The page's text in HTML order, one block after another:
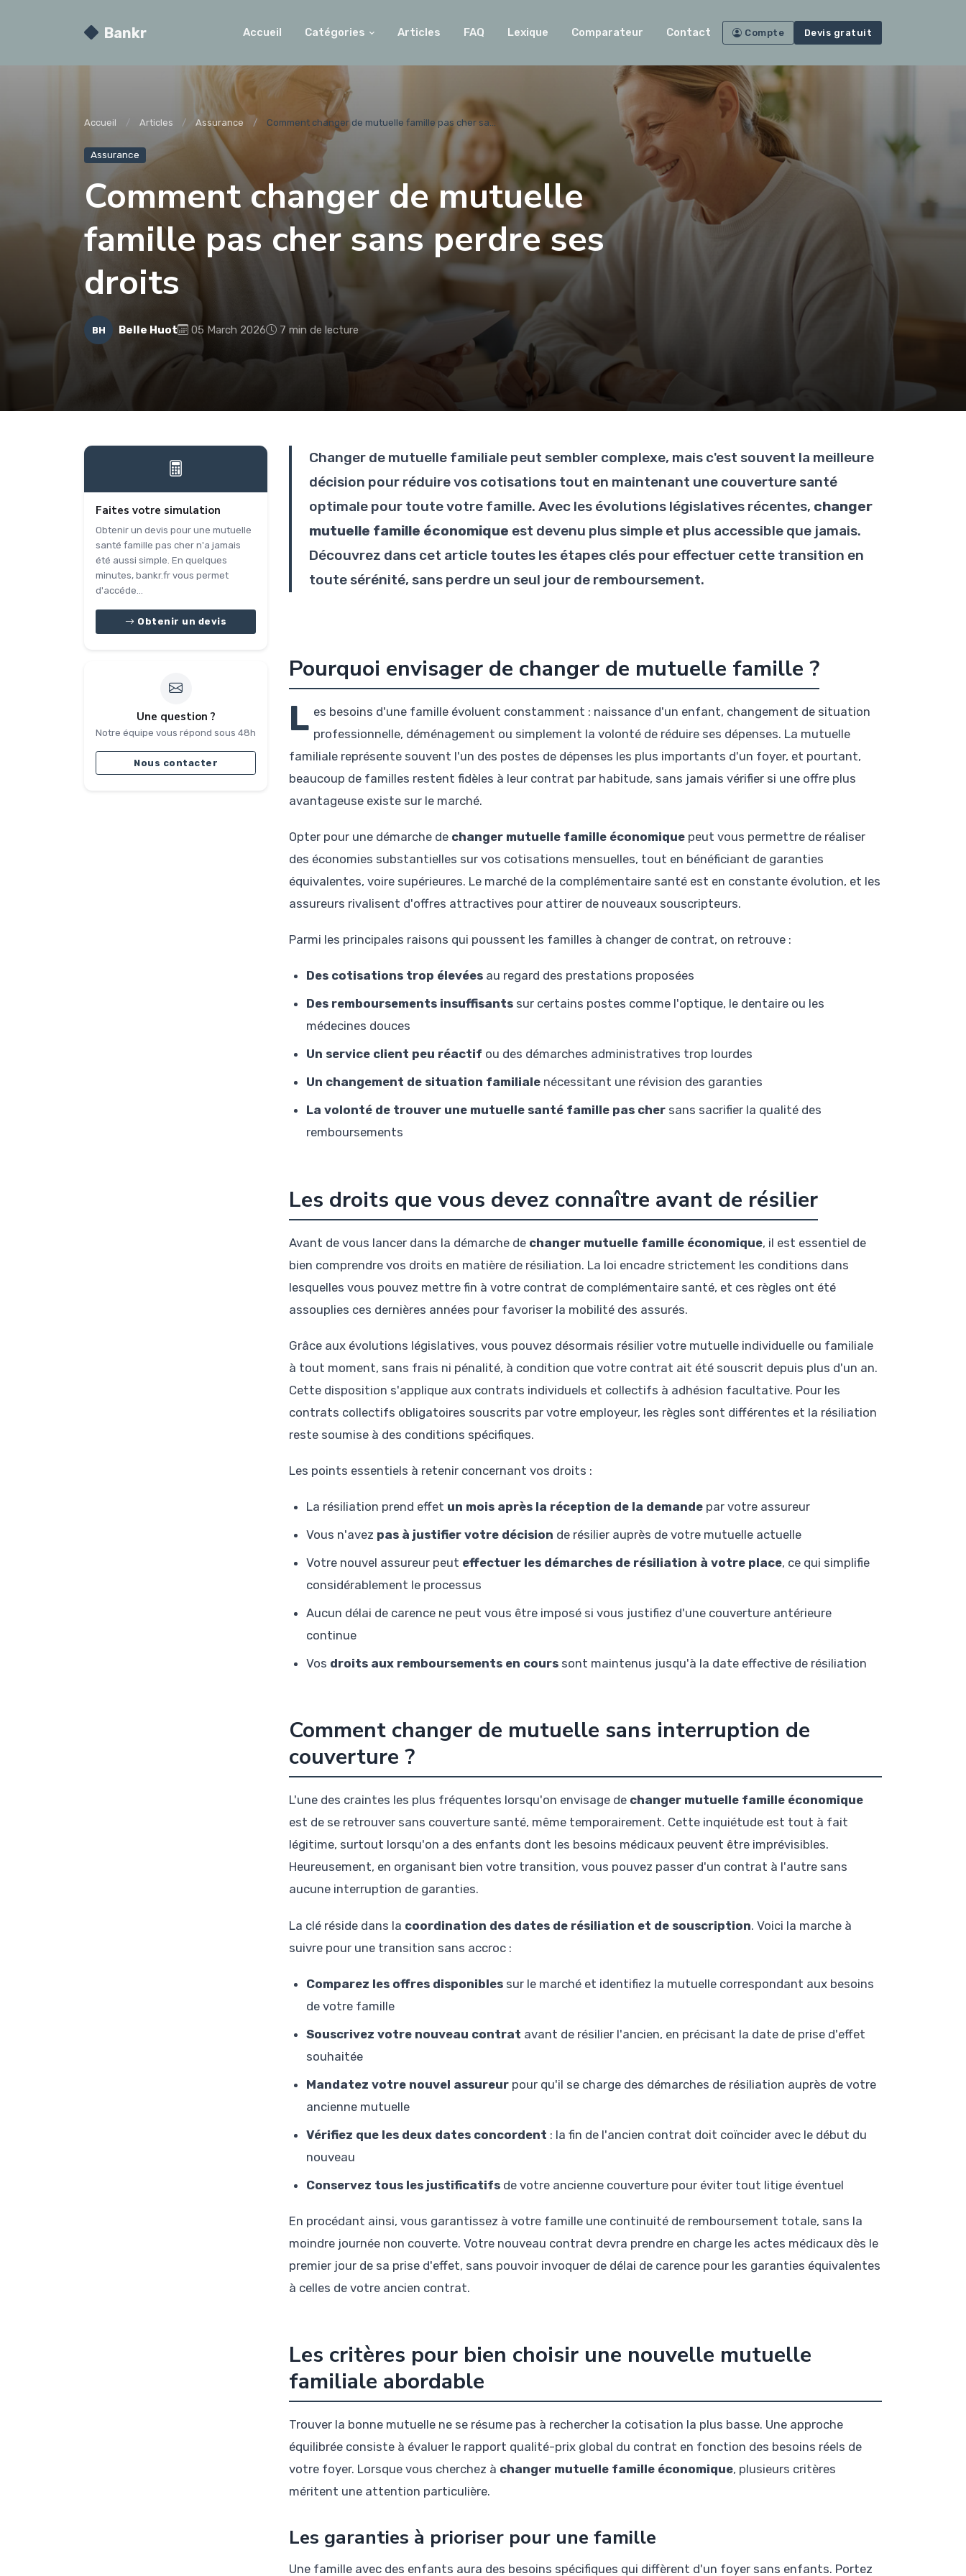
Bankr Accueil Catégories Articles FAQ Lexique Comparateur Contact Compte Devis gratuit
Accueil Articles Assurance Comment changer de mutuelle famille pas cher sa...
Assurance
Comment changer de mutuelle
famille pas cher sans perdre ses
droits
BH Belle Huot 05 March 2026 7 min de lecture
Faites votre simulation
Obtenir un devis pour une mutuelle
santé famille pas cher n'a jamais
été aussi simple. En quelques
minutes, bankr.fr vous permet
d'accéde...
Obtenir un devis
Une question ?
Notre équipe vous répond sous 48h
Nous contacter
Changer de mutuelle familiale peut sembler complexe, mais c'est souvent la meilleure
décision pour réduire vos cotisations tout en maintenant une couverture santé
optimale pour toute votre famille. Avec les évolutions législatives récentes, changer
mutuelle famille économique est devenu plus simple et plus accessible que jamais.
Découvrez dans cet article toutes les étapes clés pour effectuer cette transition en
toute sérénité, sans perdre un seul jour de remboursement.
Pourquoi envisager de changer de mutuelle famille ?
L es besoins d'une famille évoluent constamment : naissance d'un enfant, changement de situation
professionnelle, déménagement ou simplement la volonté de réduire ses dépenses. La mutuelle
familiale représente souvent l'un des postes de dépenses les plus importants d'un foyer, et pourtant,
beaucoup de familles restent fidèles à leur contrat par habitude, sans jamais vérifier si une offre plus
avantageuse existe sur le marché.
Opter pour une démarche de changer mutuelle famille économique peut vous permettre de réaliser
des économies substantielles sur vos cotisations mensuelles, tout en bénéficiant de garanties
équivalentes, voire supérieures. Le marché de la complémentaire santé est en constante évolution, et les
assureurs rivalisent d'offres attractives pour attirer de nouveaux souscripteurs.
Parmi les principales raisons qui poussent les familles à changer de contrat, on retrouve :
Des cotisations trop élevées au regard des prestations proposées
Des remboursements insuffisants sur certains postes comme l'optique, le dentaire ou les
médecines douces
Un service client peu réactif ou des démarches administratives trop lourdes
Un changement de situation familiale nécessitant une révision des garanties
La volonté de trouver une mutuelle santé famille pas cher sans sacrifier la qualité des
remboursements
Les droits que vous devez connaître avant de résilier
Avant de vous lancer dans la démarche de changer mutuelle famille économique, il est essentiel de
bien comprendre vos droits en matière de résiliation. La loi encadre strictement les conditions dans
lesquelles vous pouvez mettre fin à votre contrat de complémentaire santé, et ces règles ont été
assouplies ces dernières années pour favoriser la mobilité des assurés.
Grâce aux évolutions législatives, vous pouvez désormais résilier votre mutuelle individuelle ou familiale
à tout moment, sans frais ni pénalité, à condition que votre contrat ait été souscrit depuis plus d'un an.
Cette disposition s'applique aux contrats individuels et collectifs à adhésion facultative. Pour les
contrats collectifs obligatoires souscrits par votre employeur, les règles sont différentes et la résiliation
reste soumise à des conditions spécifiques.
Les points essentiels à retenir concernant vos droits :
La résiliation prend effet un mois après la réception de la demande par votre assureur
Vous n'avez pas à justifier votre décision de résilier auprès de votre mutuelle actuelle
Votre nouvel assureur peut effectuer les démarches de résiliation à votre place, ce qui simplifie
considérablement le processus
Aucun délai de carence ne peut vous être imposé si vous justifiez d'une couverture antérieure
continue
Vos droits aux remboursements en cours sont maintenus jusqu'à la date effective de résiliation
Comment changer de mutuelle sans interruption de
couverture ?
L'une des craintes les plus fréquentes lorsqu'on envisage de changer mutuelle famille économique
est de se retrouver sans couverture santé, même temporairement. Cette inquiétude est tout à fait
légitime, surtout lorsqu'on a des enfants dont les besoins médicaux peuvent être imprévisibles.
Heureusement, en organisant bien votre transition, vous pouvez passer d'un contrat à l'autre sans
aucune interruption de garanties.
La clé réside dans la coordination des dates de résiliation et de souscription. Voici la marche à
suivre pour une transition sans accroc :
Comparez les offres disponibles sur le marché et identifiez la mutuelle correspondant aux besoins
de votre famille
Souscrivez votre nouveau contrat avant de résilier l'ancien, en précisant la date de prise d'effet
souhaitée
Mandatez votre nouvel assureur pour qu'il se charge des démarches de résiliation auprès de votre
ancienne mutuelle
Vérifiez que les deux dates concordent : la fin de l'ancien contrat doit coïncider avec le début du
nouveau
Conservez tous les justificatifs de votre ancienne couverture pour éviter tout litige éventuel
En procédant ainsi, vous garantissez à votre famille une continuité de remboursement totale, sans la
moindre journée non couverte. Votre nouveau contrat devra prendre en charge les actes médicaux dès le
premier jour de sa prise d'effet, sans pouvoir invoquer de délai de carence pour les garanties équivalentes
à celles de votre ancien contrat.
Les critères pour bien choisir une nouvelle mutuelle
familiale abordable
Trouver la bonne mutuelle ne se résume pas à rechercher la cotisation la plus basse. Une approche
équilibrée consiste à évaluer le rapport qualité-prix global du contrat en fonction des besoins réels de
votre foyer. Lorsque vous cherchez à changer mutuelle famille économique, plusieurs critères
méritent une attention particulière.
Les garanties à prioriser pour une famille
Une famille avec des enfants aura des besoins spécifiques qui diffèrent d'un foyer sans enfants. Portez